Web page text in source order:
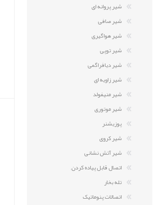
شیر پروانه ای
شیر صافی
شیر هواگیری
شیر توپی
شیر دیافراگمی
شیر زاویه ای
شیر منیفولد
شیر موتوری
پوزیشنر
شیر کروی
شیر آتش نشانی
اتصال قابل پیاده کردن,
تله بخار
اتصالات پنوماتیک